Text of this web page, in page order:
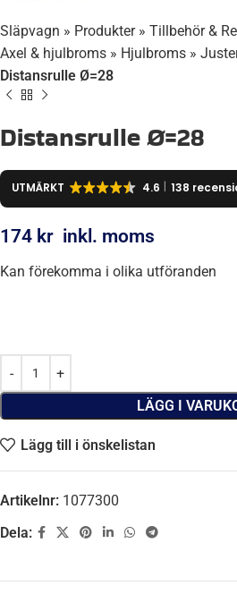
Släpvagn » Produkter» Tillbehör &
Axel & hjulbroms » Hjulbroms »
Distansrulle Ø=28
Distansrulle Ø=28
UTMÄRKT 4.6 138
174 kr inkl. moms
Kan förekomma i olika utföranden
LÄGG I
Lägg till i önskelistan
Artikelnr: 1077300
Dela:
Beskrivning